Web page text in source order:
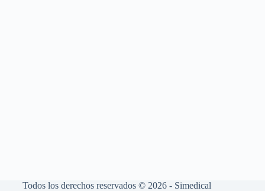
Todos los derechos reservados © 2026 - Simedical